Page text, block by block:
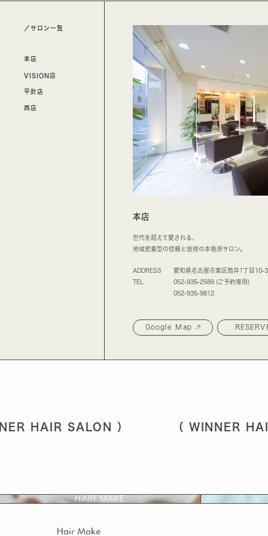
／サロン一覧
本店
VISION店
平針店
西店
本店
世代を超えて愛される、
地域密着型の信頼と技術の本格派サロン。
ADDRESS
愛知県名古屋市東区筒井1丁目10-
TEL
052-935-2589 (ご予約専用)
052-935-9812
Google Map
SALON ） （ WINNER HAIR
HAIR MAKE